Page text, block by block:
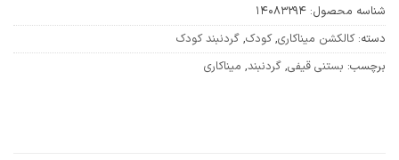
شناسه محصول: 14083294
دسته:کالکشن میناکاری,کودک, گردنبند کودک
برچسب: بستنی قیفی, گردنبند, میناکاری